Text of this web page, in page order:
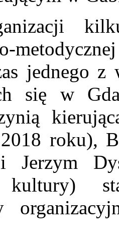
jednego z
się w
roku),
kultury)